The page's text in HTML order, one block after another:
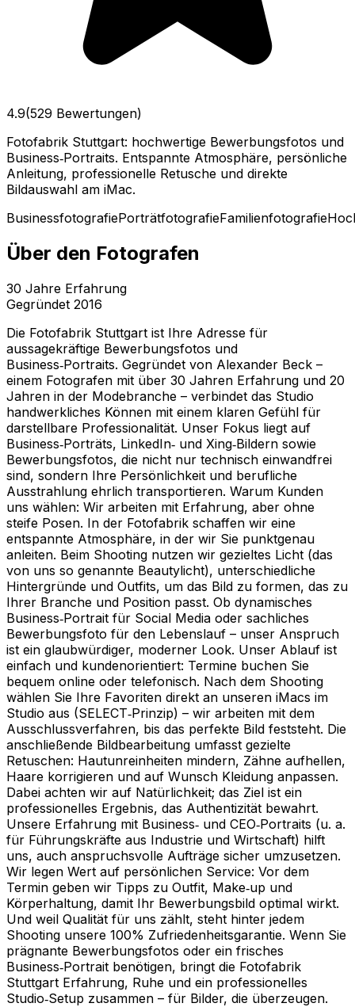
4.9(529 Bewertungen)
Fotofabrik Stuttgart: hochwertige Bewerbungsfotos und
Business‑Portraits. Entspannte Atmosphäre, persönliche
Anleitung, professionelle Retusche und direkte
Bildauswahl am iMac.
BusinessfotografiePorträtfotografieFamilienfotografie
Über den Fotografen
30 Jahre Erfahrung
Gegründet 2016
Die Fotofabrik Stuttgart ist Ihre Adresse für
aussagekräftige Bewerbungsfotos und
Business‑Portraits. Gegründet von Alexander Beck –
einem Fotografen mit über 30 Jahren Erfahrung und 20
Jahren in der Modebranche – verbindet das Studio
handwerkliches Können mit einem klaren Gefühl für
darstellbare Professionalität. Unser Fokus liegt auf
Business‑Porträts, LinkedIn‑ und Xing‑Bildern sowie
Bewerbungsfotos, die nicht nur technisch einwandfrei
sind, sondern Ihre Persönlichkeit und berufliche
Ausstrahlung ehrlich transportieren. Warum Kunden
uns wählen: Wir arbeiten mit Erfahrung, aber ohne
steife Posen. In der Fotofabrik schaffen wir eine
entspannte Atmosphäre, in der wir Sie punktgenau
anleiten. Beim Shooting nutzen wir gezieltes Licht (das
von uns so genannte Beautylicht), unterschiedliche
Hintergründe und Outfits, um das Bild zu formen, das zu
Ihrer Branche und Position passt. Ob dynamisches
Business‑Portrait für Social Media oder sachliches
Bewerbungsfoto für den Lebenslauf – unser Anspruch
ist ein glaubwürdiger, moderner Look. Unser Ablauf ist
einfach und kundenorientiert: Termine buchen Sie
bequem online oder telefonisch. Nach dem Shooting
wählen Sie Ihre Favoriten direkt an unseren iMacs im
Studio aus (SELECT‑Prinzip) – wir arbeiten mit dem
Ausschlussverfahren, bis das perfekte Bild feststeht. Die
anschließende Bildbearbeitung umfasst gezielte
Retuschen: Hautunreinheiten mindern, Zähne aufhellen,
Haare korrigieren und auf Wunsch Kleidung anpassen.
Dabei achten wir auf Natürlichkeit; das Ziel ist ein
professionelles Ergebnis, das Authentizität bewahrt.
Unsere Erfahrung mit Business‑ und CEO‑Portraits (u. a.
für Führungskräfte aus Industrie und Wirtschaft) hilft
uns, auch anspruchsvolle Aufträge sicher umzusetzen.
Wir legen Wert auf persönlichen Service: Vor dem
Termin geben wir Tipps zu Outfit, Make‑up und
Körperhaltung, damit Ihr Bewerbungsbild optimal wirkt.
Und weil Qualität für uns zählt, steht hinter jedem
Shooting unsere 100% Zufriedenheitsgarantie. Wenn Sie
prägnante Bewerbungsfotos oder ein frisches
Business‑Portrait benötigen, bringt die Fotofabrik
Stuttgart Erfahrung, Ruhe und ein professionelles
Studio‑Setup zusammen – für Bilder, die überzeugen.